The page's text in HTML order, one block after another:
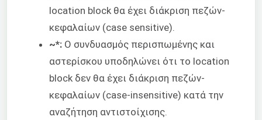
location block θα έχει διάκριση πεζών-
κεφαλαίων (case sensitive).
~*: Ο συνδυασμός περισπωμένης και
αστερίσκου υποδηλώνει ότι το location
block δεν θα έχει διάκριση πεζών-
κεφαλαίων (case-insensitive) κατά την
αναζήτηση αντιστοίχισης.